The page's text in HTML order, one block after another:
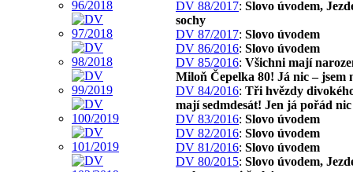
DV 88/2017: Slovo úvodem,
sochy
DV 87/2017: Slovo úvodem
DV 86/2016: Slovo úvodem
DV 85/2016: Všichni mají
Miloň Čepelka 80! Já nic – jsem
DV 84/2016: Tři hvězdy
mají sedmdesát! Jen já pořád nic
DV 83/2016: Slovo úvodem
DV 82/2016: Slovo úvodem
DV 81/2016: Slovo úvodem
DV 80/2015: Slovo úvodem,